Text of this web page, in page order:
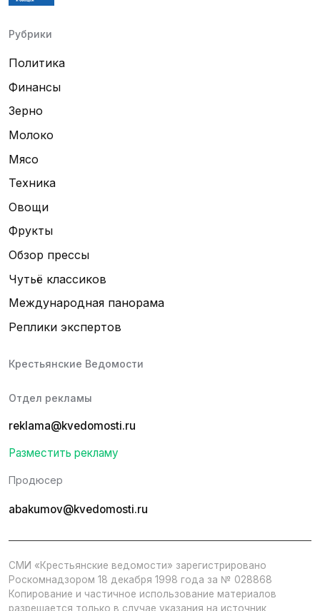
Рубрики
Политика
Финансы
Зерно
Молоко
Мясо
Техника
Овощи
Фрукты
Обзор прессы
Чутьё классиков
Международная панорама
Реплики экспертов
Крестьянские Ведомости
Отдел рекламы
reklama@kvedomosti.ru
Разместить рекламу
Продюсер
abakumov@kvedomosti.ru
СМИ «Крестьянские ведомости» зарегистрировано
Роскомнадзором 18 декабря 1998 года за № 028868
Копирование и частичное использование материалов
разрешается только в случае указания на источник